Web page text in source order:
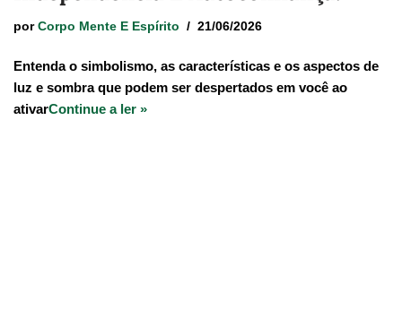
por Corpo Mente E Espírito 21/06/2026
Entenda o simbolismo, as características e os aspectos de
luz e sombra que podem ser despertados em você ao
ativarContinue a ler »